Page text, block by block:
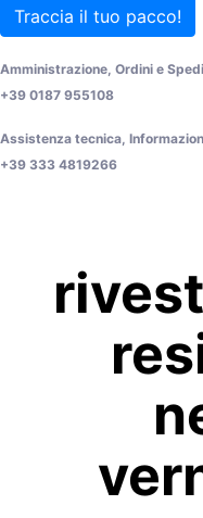
Traccia il tuo pacco!
Amministrazione, Ordini e
+39 0187 955108
Assistenza tecnica,
+39 333 4819266